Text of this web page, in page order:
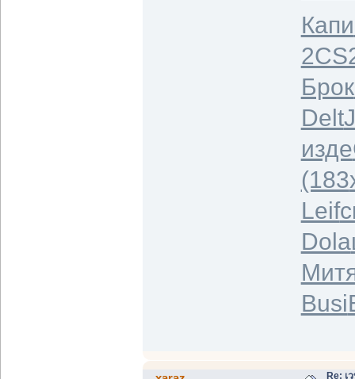
Капи
Брок
Delt
изде
(183
Leif
Dola
Busi
Re: เ